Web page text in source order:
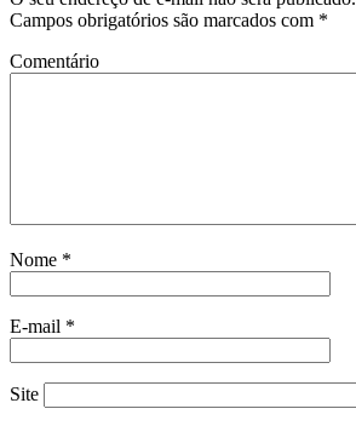
Campos obrigatórios são marcados com *
Comentário
Nome *
E-mail *
Site